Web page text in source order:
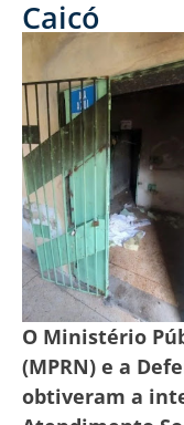
Caicó
O Ministério
(MPRN) e a
obtiveram a